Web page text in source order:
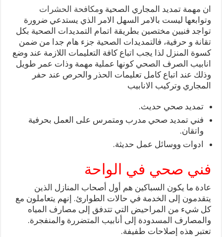
ان مهمة تمديد المجاري الصحية ومكافحة الحشرات
وتوابعها ليست بالامر السهل الامر الذي يستدعي ضرورة
تواجد فنيين مختصين بطريقة اتمام التمديدات الصحية بكل
تقانة و حرفية، فالتمديدات الصحية جزء هام جدا من ضمن
كسوة المنزل لذا يجب اتباع كافة التعليمات اللازمة عند وضع
انابيب الصرف الصحي كونها عملية مهمة وذات عمر طويل
وذلك عند اتباع كامل تعليمات الحذر والحرص عند حفر
المجاري وتركيب الانابيب
تمديد صحي حديث.
فني تمديد صحي مدرب ومتمرس على العمل بحرفية
واتقان.
ادوات ووسائل عمل حديثة.
فني صحي في الواحة
عادة ما يكون السباكين هم أول أصحاب المنازل الذين
يتقدمون إلى الخدمة في حالات الطوارئ. إنهم يتعاملون مع
كل شيء من المراحيض التي تتدفق إلى مصارف المياه
والمصارف المسدودة إلى أنابيب المتضررة والمنفجرة.
تعتبر هذه إصلاحات طفيفة.